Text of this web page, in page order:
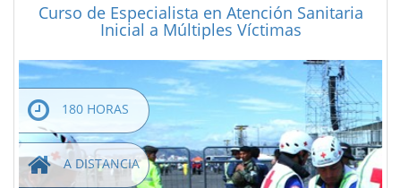
Curso de Especialista en Atención Sanitaria
Inicial a Múltiples Víctimas
180 HORAS
A DISTANCIA